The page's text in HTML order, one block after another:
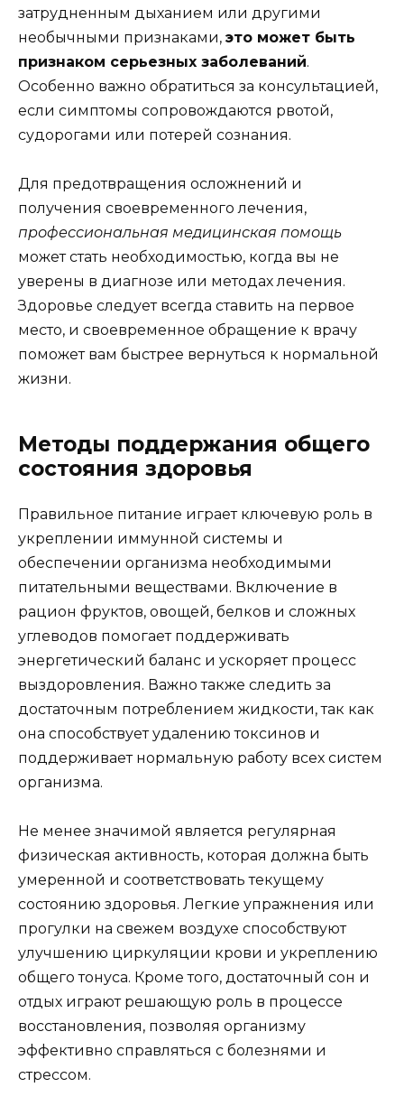
затрудненным дыханием или другими
необычными признаками, это может быть
признаком серьезных заболеваний.
Особенно важно обратиться за консультацией,
если симптомы сопровождаются рвотой,
судорогами или потерей сознания.
Для предотвращения осложнений и
получения своевременного лечения,
профессиональная медицинская помощь
может стать необходимостью, когда вы не
уверены в диагнозе или методах лечения.
Здоровье следует всегда ставить на первое
место, и своевременное обращение к врачу
поможет вам быстрее вернуться к нормальной
жизни.
Методы поддержания общего
состояния здоровья
Правильное питание играет ключевую роль в
укреплении иммунной системы и
обеспечении организма необходимыми
питательными веществами. Включение в
рацион фруктов, овощей, белков и сложных
углеводов помогает поддерживать
энергетический баланс и ускоряет процесс
выздоровления. Важно также следить за
достаточным потреблением жидкости, так как
она способствует удалению токсинов и
поддерживает нормальную работу всех систем
организма.
Не менее значимой является регулярная
физическая активность, которая должна быть
умеренной и соответствовать текущему
состоянию здоровья. Легкие упражнения или
прогулки на свежем воздухе способствуют
улучшению циркуляции крови и укреплению
общего тонуса. Кроме того, достаточный сон и
отдых играют решающую роль в процессе
восстановления, позволяя организму
эффективно справляться с болезнями и
стрессом.